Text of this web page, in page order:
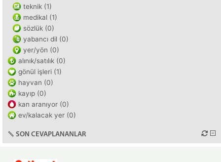
teknik (1)
medikal (1)
sözlük (0)
yabancı dil (0)
yer/yön (0)
alınık/satılık (0)
gönül işleri (1)
hayvan (0)
kayıp (0)
kan aranıyor (0)
ev/kalacak yer (0)
SON CEVAPLANANLAR